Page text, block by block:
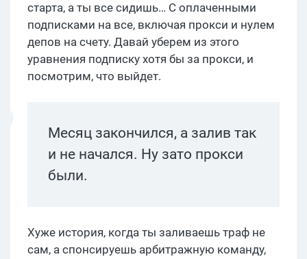
старта, а ты все сидишь… С оплаченными
подписками на все, включая прокси и нулем
депов на счету. Давай уберем из этого
уравнения подписку хотя бы за прокси, и
посмотрим, что выйдет.
Месяц закончился, а залив так
и не начался. Ну зато прокси
были.
Хуже история, когда ты заливаешь траф не
сам, а спонсируешь арбитражную команду,